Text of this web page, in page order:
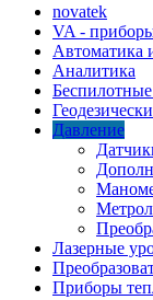
novatek
VA -
Автоматика
Аналитика
Давление
Лазерные
Приборы